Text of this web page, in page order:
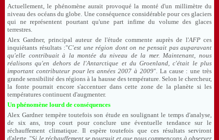
Actuellement, le phénomène aurait provoqué la monté d'un millimètre du
niveau des océans du globe. Une conséquence considérable pour ces glaciers
qui ne représentent pourtant qu'une part infime du volume des glaces
terrestres.
Alex Gardner, principal auteur de l'étude commente auprès de l'AFPces
inquiétants résultats :"C'est une région dont on ne pensait pas auparavant
qu'elle contribuait à la montée du niveau de la mer. Maintenant, nous
réalisons qu'en dehors de l'Antarctique et du Groenland, c'était le plus
important contributeur pour les années 2007 à 2009". La cause : une très
grande sensibilité des régions à la hausse des température. Selon le chercheur,
la fonte pourrait encore s'accentuer dans cette zone de la planète si les
températures continuent d'augmenter.
Un phénomène lourd de conséquences
Alex Gardner tempère toutefois son étude en soulignant le temps d'analyse,
de six ans, trop court pour conclure une éventuelle tendance sur le
réchauffement climatique. Il espère toutefois que ces résultats serviront
d'alerte. "Si le réchauffement se poursuit et que nous commençons à observer